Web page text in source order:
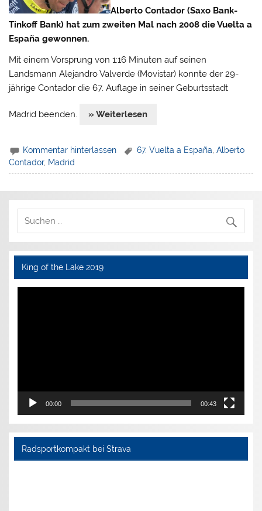
Alberto Contador (Saxo Bank-
Tinkoff Bank) hat zum zweiten Mal nach 2008 die Vuelta a
España gewonnen.
Mit einem Vorsprung von 1:16 Minuten auf seinen
Landsmann Alejandro Valverde (Movistar) konnte der 29-
jährige Contador die 67. Auflage in seiner Geburtsstadt
Madrid beenden. » Weiterlesen
Kommentar hinterlassen 67. Vuelta a España ,Alberto
Contador, Madrid
King of the Lake 2019
Video-
00:00 00:43
Radsportkompakt bei Strava